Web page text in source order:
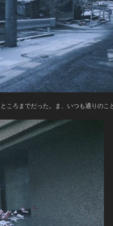
ころまでだった。ま、いつも通りのこ